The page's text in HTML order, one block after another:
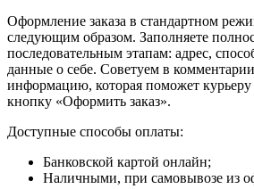
Оформление заказа в стандартном
следующим образом. Заполняете
последовательным этапам: адрес,
данные о себе. Советуем в комментарии
информацию, которая поможет
кнопку «Оформить заказ».
Доступные способы оплаты:
Банковской картой онлайн;
Наличными, при самовывозе из